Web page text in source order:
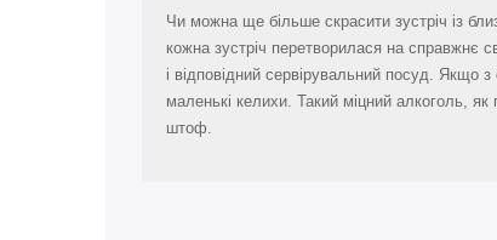
Чи можна ще більше скрасити зустріч із
кожна зустріч перетворилася на справжнє
і відповідний сервірувальний посуд. Якщо
маленькі келихи. Такий міцний алкоголь, як
штоф.